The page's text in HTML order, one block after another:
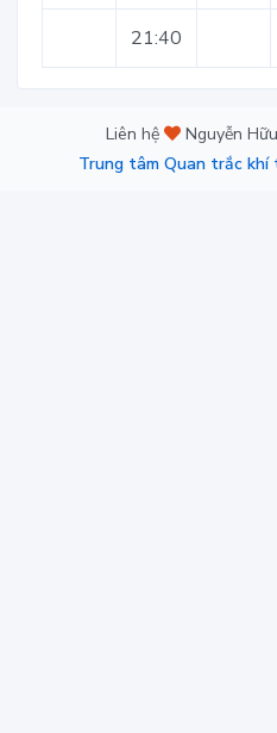
21:40
Liên hệ Nguyễn
Trung tâm Quan trắc